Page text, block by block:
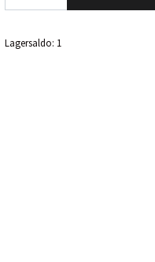
Lagersaldo: 1